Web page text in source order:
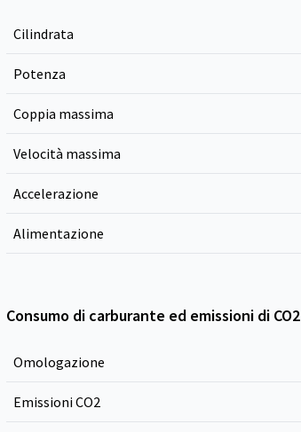
Cilindrata
Potenza
Coppia massima
Velocità massima
Accelerazione
Alimentazione
Consumo di carburante ed emissioni di CO2
Omologazione
Emissioni CO2